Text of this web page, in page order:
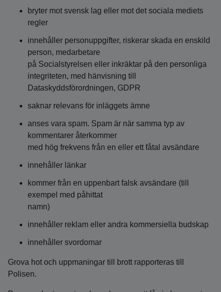
bryter mot svensk lag eller mot det sociala mediets
regler
innehåller personuppgifter, riskerar skada en enskild
person, medarbetare
på Socialstyrelsen eller inkräktar på den personliga
integriteten, med hänvisning till
Dataskyddsförordningen, GDPR
saknar relevans för inläggets ämne
anses vara spam. Spam är när samma typ av
kommentarer återkommer
med hög frekvens från en eller ett fåtal avsändare
innehåller länkar
kommer från en uppenbart falsk avsändare (till
exempel med påhittat
namn)
innehåller reklam eller andra kommersiella budskap
innehåller svordomar
Grova hot och uppmaningar till brott rapporteras till
Polisen.